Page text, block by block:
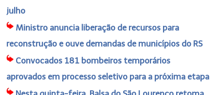
julho
Ministro anuncia liberação de recursos para
reconstrução e ouve demandas de municípios do RS
Convocados 181 bombeiros temporários
aprovados em processo seletivo para a próxima etapa